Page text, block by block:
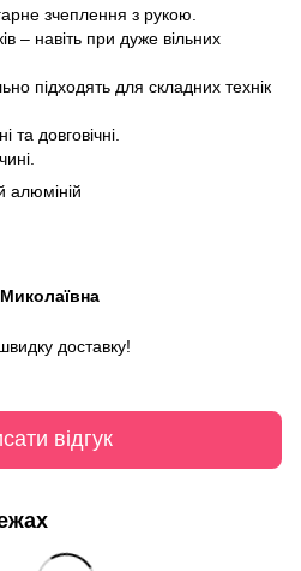
зчеплення з рукою.
– навіть при дуже вільних
підходять для складних технік
та довговічні.
алюміній
доставку!
відгук